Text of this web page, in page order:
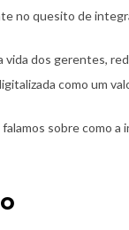
no quesito de
vida dos gerentes,
como um
sobre como